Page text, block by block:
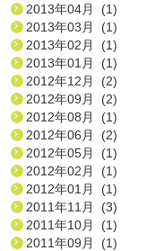
2013年04月 (1)
2013年03月 (1)
2013年02月 (1)
2013年01月 (1)
2012年12月 (2)
2012年09月 (2)
2012年08月 (1)
2012年06月 (2)
2012年05月 (1)
2012年02月 (1)
2012年01月 (1)
2011年11月 (3)
2011年10月 (1)
2011年09月 (1)